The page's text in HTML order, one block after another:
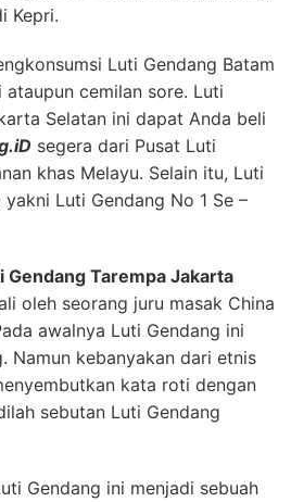
Kepri.
Luti Gendang Batam
cemilan sore. Luti
Selatan ini dapat Anda beli
segera dari Pusat Luti
khas Melayu. Selain itu, Luti
Luti Gendang No 1 Se –
Gendang Tarempa Jakarta
oleh seorang juru masak China
awalnya Luti Gendang ini
Namun kebanyakan dari etnis
kata roti dengan
sebutan Luti Gendang
Gendang ini menjadi sebuah